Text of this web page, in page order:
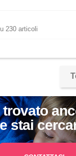
230 articoli
trovato
stai